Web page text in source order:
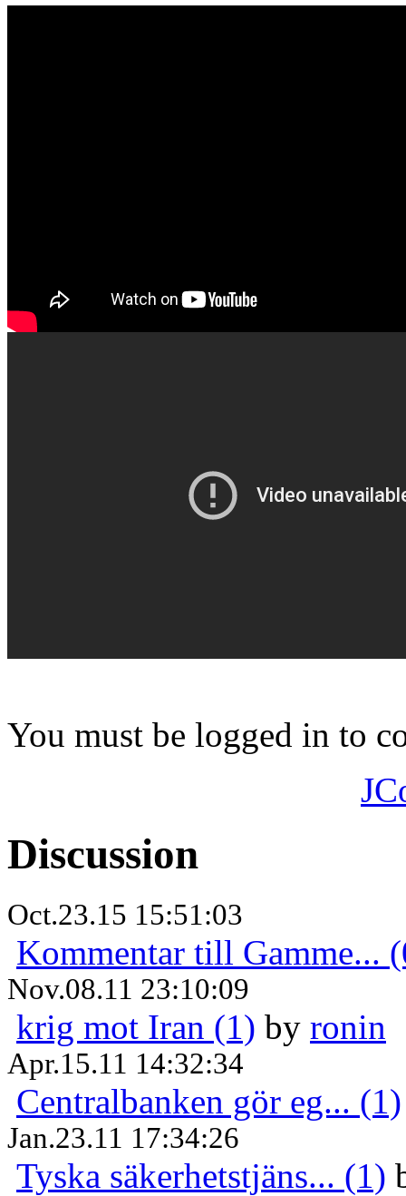
You must be logged in to
Discussion
Oct.23.15 15:51:03
Kommentar till Gamme...
Nov.08.11 23:10:09
krig mot Iran (1) by ronin
Apr.15.11 14:32:34
Centralbanken gör eg... (1)
Jan.23.11 17:34:26
Tyska säkerhetstjäns... (1)